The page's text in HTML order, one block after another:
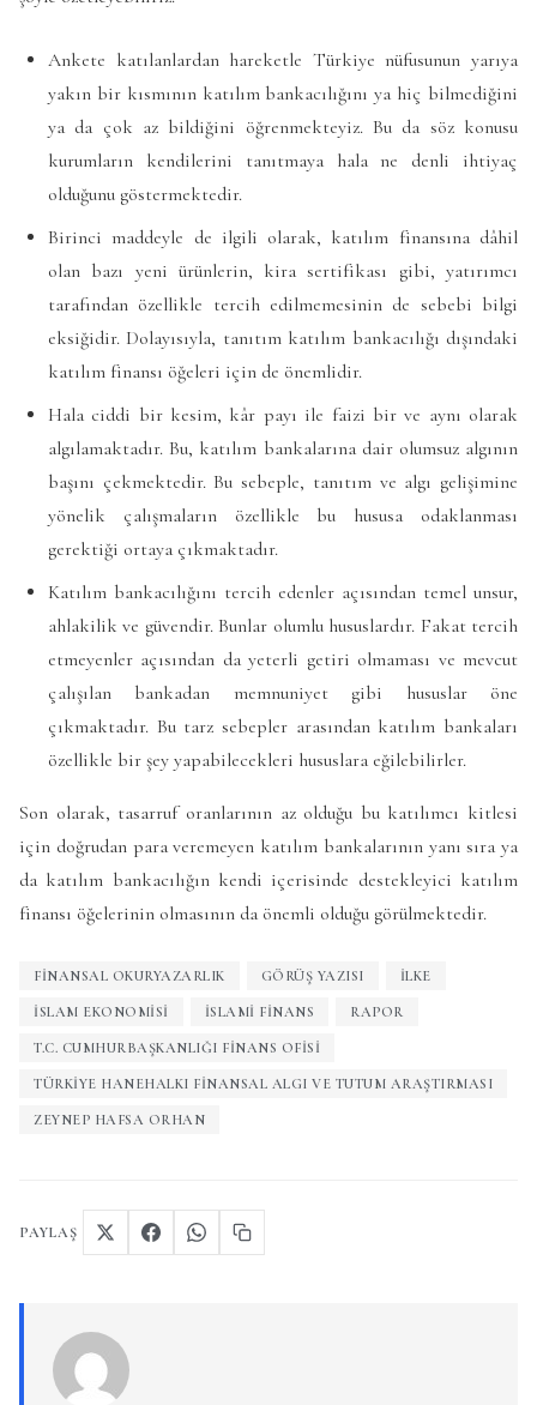
Ankete katılanlardan hareketle Türkiye nüfusunun yarıya
yakın bir kısmının katılım bankacılığını ya hiç bilmediğini
ya da çok az bildiğini öğrenmekteyiz. Bu da söz konusu
kurumların kendilerini tanıtmaya hala ne denli ihtiyaç
olduğunu göstermektedir.
Birinci maddeyle de ilgili olarak, katılım finansına dâhil
olan bazı yeni ürünlerin, kira sertifikası gibi, yatırımcı
tarafından özellikle tercih edilmemesinin de sebebi bilgi
eksiğidir. Dolayısıyla, tanıtım katılım bankacılığı dışındaki
katılım finansı öğeleri için de önemlidir.
Hala ciddi bir kesim, kâr payı ile faizi bir ve aynı olarak
algılamaktadır. Bu, katılım bankalarına dair olumsuz algının
başını çekmektedir. Bu sebeple, tanıtım ve algı gelişimine
yönelik çalışmaların özellikle bu hususa odaklanması
gerektiği ortaya çıkmaktadır.
Katılım bankacılığını tercih edenler açısından temel unsur,
ahlakilik ve güvendir. Bunlar olumlu hususlardır. Fakat tercih
etmeyenler açısından da yeterli getiri olmaması ve mevcut
çalışılan bankadan memnuniyet gibi hususlar öne
çıkmaktadır. Bu tarz sebepler arasından katılım bankaları
özellikle bir şey yapabilecekleri hususlara eğilebilirler.
Son olarak, tasarruf oranlarının az olduğu bu katılımcı kitlesi
için doğrudan para veremeyen katılım bankalarının yanı sıra ya
da katılım bankacılığın kendi içerisinde destekleyici katılım
finansı öğelerinin olmasının da önemli olduğu görülmektedir.
FINANSAL OKURYAZARLIK GÖRÜŞ YAZISI ILKE
ISLAM EKONOMISI ISLAMI FINANS RAPOR
T.C. CUMHURBAŞKANLIĞI FINANS OFISI
TÜRKIYE HANEHALKI FINANSAL ALGI VE TUTUM ARAŞTIRMASI
ZEYNEP HAFSA ORHAN
PAYLAŞ